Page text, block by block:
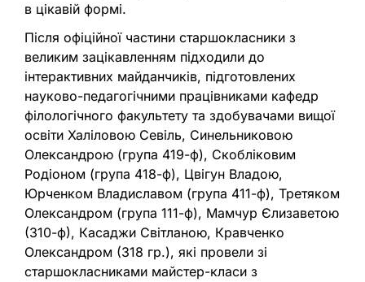
в цікавій формі.
Після офіційної частини старшокласники з
великим зацікавленням підходили до
інтерактивних майданчиків, підготовлених
науково-педагогічними працівниками кафедр
філологічного факультету та здобувачами вищої
освіти Халіловою Севіль, Синельниковою
Олександрою (група 419-ф), Скобліковим
Родіоном (група 418-ф), Цвігун Владою,
Юрченком Владиславом (група 411-ф), Третяком
Олександром (група 111-ф), Мамчур Єлизаветою
(310-ф), Касаджи Світланою, Кравченко
Олександром (318 гр.), які провели зі
старшокласниками майстер-класи з